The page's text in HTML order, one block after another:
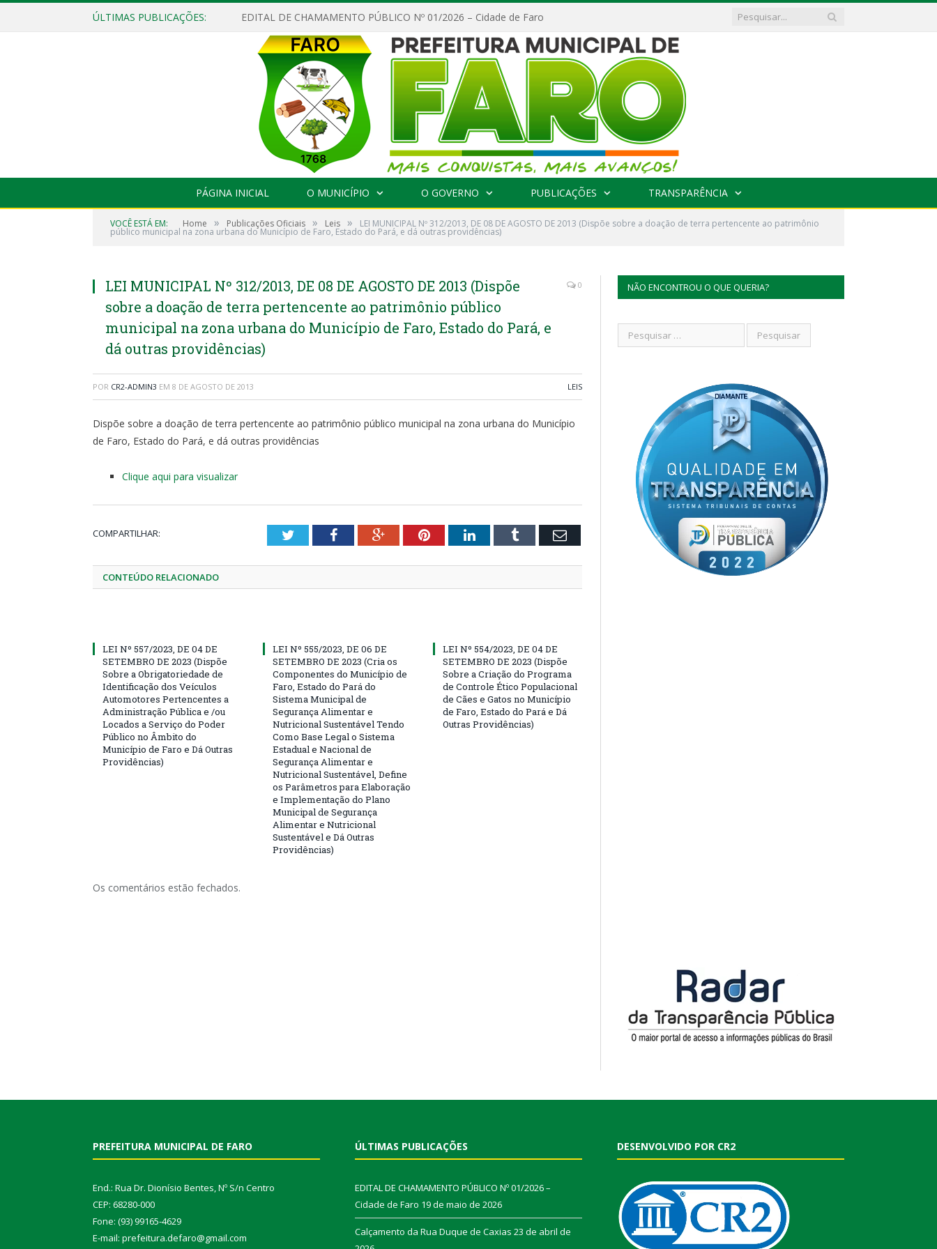
ÚLTIMAS PUBLICAÇÕES: EDITAL DE CHAMAMENTO PÚBLICO Nº 01/2026 – Cidade de Faro
PÁGINA INICIAL O MUNICÍPIO O GOVERNO PUBLICAÇÕES TRANSPARÊNCIA
VOCÊ ESTÁ EM: Home » Publicações Oficiais » Leis » LEI MUNICIPAL Nº 312/2013, DE 08 DE AGOSTO DE 2013 (Dispõe sobre a doação de terra pertencente ao patrimônio
público municipal na zona urbana do Município de Faro, Estado do Pará, e dá outras providências)
LEI MUNICIPAL Nº 312/2013, DE 08 DE AGOSTO DE 2013 (Dispõe
sobre a doação de terra pertencente ao patrimônio público
municipal na zona urbana do Município de Faro, Estado do Pará, e
dá outras providências)
0
POR CR2-ADMIN3 EM 8 DE AGOSTO DE 2013 LEIS
Dispõe sobre a doação de terra pertencente ao patrimônio público municipal na zona urbana do Município
de Faro, Estado do Pará, e dá outras providências
Clique aqui para visualizar
COMPARTILHAR: TwitterFacebookGoogle+PinterestLinkedInTumblr Email
CONTEÚDO RELACIONADO
LEI Nº 557/2023, DE 04 DE
SETEMBRO DE 2023 (Dispõe
Sobre a Obrigatoriedade de
Identificação dos Veículos
Automotores Pertencentes a
Administração Pública e /ou
Locados a Serviço do Poder
Público no Âmbito do
Município de Faro e Dá Outras
Providências)
LEI Nº 555/2023, DE 06 DE
SETEMBRO DE 2023 (Cria os
Componentes do Município de
Faro, Estado do Pará do
Sistema Municipal de
Segurança Alimentar e
Nutricional Sustentável Tendo
Como Base Legal o Sistema
Estadual e Nacional de
Segurança Alimentar e
Nutricional Sustentável, Define
os Parâmetros para Elaboração
e Implementação do Plano
Municipal de Segurança
Alimentar e Nutricional
Sustentável e Dá Outras
Providências)
LEI Nº 554/2023, DE 04 DE
SETEMBRO DE 2023 (Dispõe
Sobre a Criação do Programa
de Controle Ético Populacional
de Cães e Gatos no Município
de Faro, Estado do Pará e Dá
Outras Providências)
Os comentários estão fechados.
NÃO ENCONTROU O QUE QUERIA?
PREFEITURA MUNICIPAL DE FARO
End.: Rua Dr. Dionísio Bentes, Nº S/n Centro
CEP: 68280-000
Fone: (93) 99165-4629
E-mail: prefeitura.defaro@gmail.com
ÚLTIMAS PUBLICAÇÕES
EDITAL DE CHAMAMENTO PÚBLICO Nº 01/2026 –
Cidade de Faro 19 de maio de 2026
Calçamento da Rua Duque de Caxias 23 de abril de
DESENVOLVIDO POR CR2